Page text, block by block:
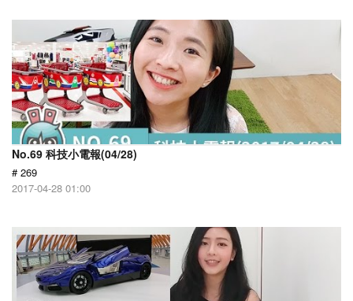
No.69 科技小電報(04/28)
# 269
2017-04-28 01:00